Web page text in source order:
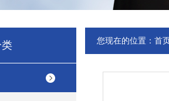
您现在的位置： 首